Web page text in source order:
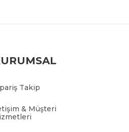
Takip
& Müşteri